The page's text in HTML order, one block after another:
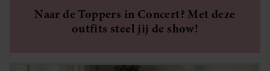
Naar de Toppers in Concert? Met deze
outfits steel jij de show!